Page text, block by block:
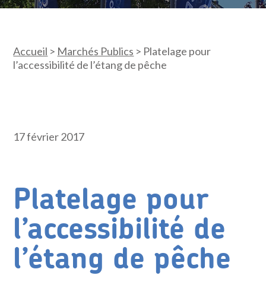
Accueil > Marchés Publics > Platelage pour
l’accessibilité de l’étang de pêche
17 février 2017
Platelage pour
l’accessibilité de
l’étang de pêche